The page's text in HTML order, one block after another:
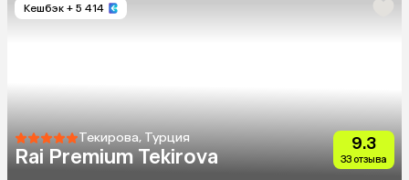
Кешбэк + 5 414
Текирова, Турция
Rai Premium Tekirova
9.3
33 отзыва